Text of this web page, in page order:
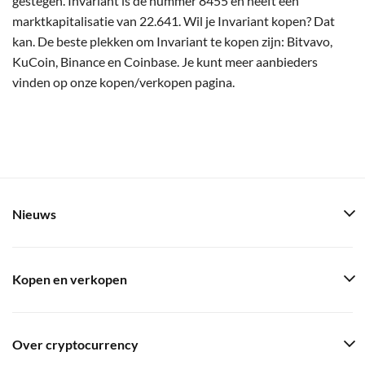
marktkapitalisatie van 22.641. Wil je Invariant kopen? Dat
kan. De beste plekken om Invariant te kopen zijn: Bitvavo,
KuCoin, Binance en Coinbase. Je kunt meer aanbieders
vinden op onze kopen/verkopen pagina.
Nieuws
Kopen en verkopen
Over cryptocurrency